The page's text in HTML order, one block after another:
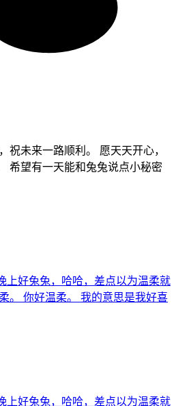
祝未来一路顺利。 愿天天开心，
希望有一天能和兔兔说点小秘密
上好兔兔，哈哈，差点以为温柔就
。 你好温柔。 我的意思是我好喜
上好兔兔，哈哈，差点以为温柔就